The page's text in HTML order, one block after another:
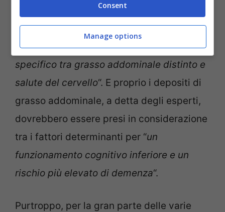
maggiore grasso pancreatico è
a livelli cognitivi e cerebrali inferiori,
suggerendo un potenziale legame sesso-
specifico tra grasso addominale distinto e
salute del cervello“. E proprio i depositi di
grasso addominale, a detta degli esperti,
dovrebbero essere presi in considerazione
tra i fattori determinanti per “un
funzionamento cognitivo inferiore e un
rischio più elevato di demenza“.
Purtroppo, per la gran parte delle varie
Consent
Manage options